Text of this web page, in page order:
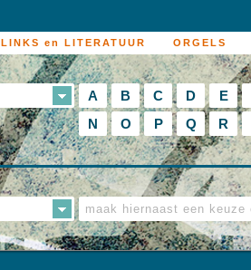
LINKS en LITERATUUR ORGELS
A B C D E
N
O P Q R